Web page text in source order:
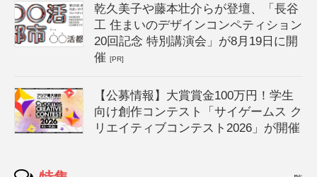
乾久美子や藤本壮介らが登壇、「長谷
工 住まいのデザインコンペティション
20回記念 特別講演会」が8月19日に開
催[PR]
【公募情報】大賞賞金100万円！学生
向け創作コンテスト「サイゲームス ク
リエイティブコンテスト2026」が開催